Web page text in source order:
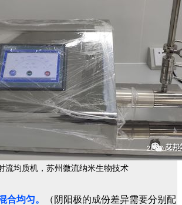
流均质机，苏州微流纳米生物技术
合均匀。
（阴阳极的成份差异需要分别配